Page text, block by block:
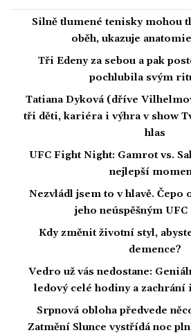
Silně tlumené tenisky mohou
oběh, ukazuje
Tři Edeny za sebou a pak
pochlubila svým
Tatiana Dyková (dříve
tři děti, kariéra i výhra v show
hlas
UFC Fight Night: Gamrot vs.
nejlepší
Nezvládl jsem to v hlavě. Čepo
jeho neúspěšným
Kdy změnit životní styl,
demence?
Vedro už vás nedostane:
ledový celé hodiny a zachrání
Srpnová obloha předvede
Zatmění Slunce vystřídá noc